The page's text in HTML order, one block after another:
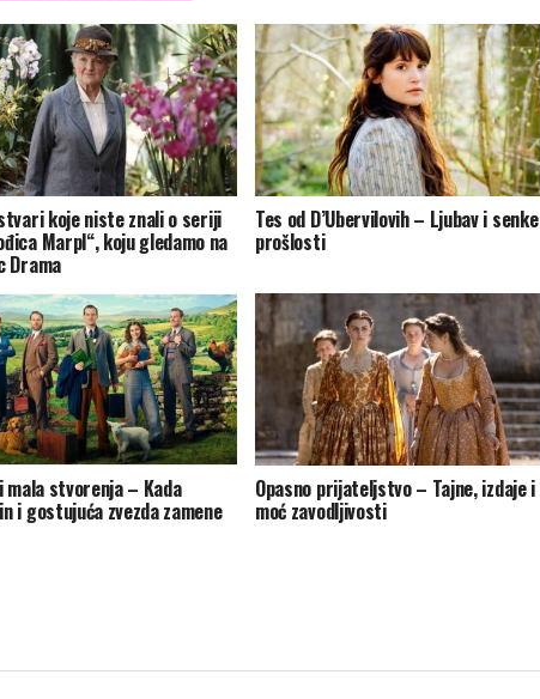
koje niste znali o seriji
Marpl“, koju gledamo na
Drama
Tes od D’Ubervilovih – Ljubav i senke
prošlosti
mala stvorenja – Kada
i gostujuća zvezda zamene
Opasno prijateljstvo – Tajne, izdaje i
moć zavodljivosti